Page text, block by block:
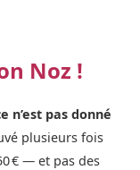
Noz !
n’est pas donné
plusieurs fois
€ — et pas des